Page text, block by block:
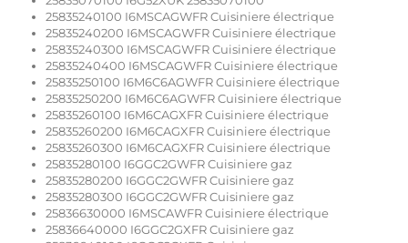
25835240100 I6MSCAGWFR Cuisiniere électrique
25835240200 I6MSCAGWFR Cuisiniere électrique
25835240300 I6MSCAGWFR Cuisiniere électrique
25835240400 I6MSCAGWFR Cuisiniere électrique
25835250100 I6M6C6AGWFR Cuisiniere électrique
25835250200 I6M6C6AGWFR Cuisiniere électrique
25835260100 I6M6CAGXFR Cuisiniere électrique
25835260200 I6M6CAGXFR Cuisiniere électrique
25835260300 I6M6CAGXFR Cuisiniere électrique
25835280100 I6GGC2GWFR Cuisiniere gaz
25835280200 I6GGC2GWFR Cuisiniere gaz
25835280300 I6GGC2GWFR Cuisiniere gaz
25836630000 I6MSCAWFR Cuisiniere électrique
25836640000 I6GGC2GXFR Cuisiniere gaz